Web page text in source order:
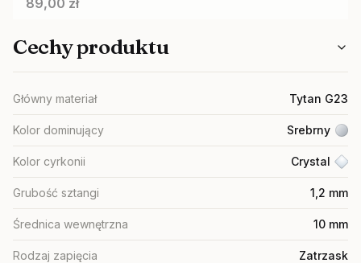
89,00 zł
Cechy produktu
Główny materiał Tytan G23
Kolor dominujący Srebrny
Kolor cyrkonii Crystal
Grubość sztangi 1,2 mm
Średnica wewnętrzna 10 mm
Rodzaj zapięcia Zatrzask